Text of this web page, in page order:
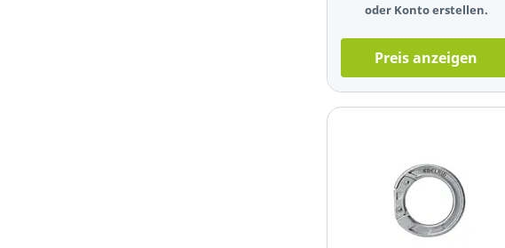
oder Konto erstellen.
Preis anzeigen